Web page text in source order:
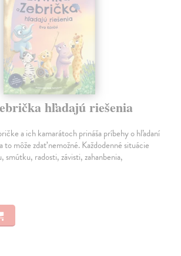
hľadajú riešenia
a ich kamarátoch prináša príbehy o hľadaní
to môže zdať nemožné. Každodenné situácie
smútku, radosti, závisti, zahanbenia,